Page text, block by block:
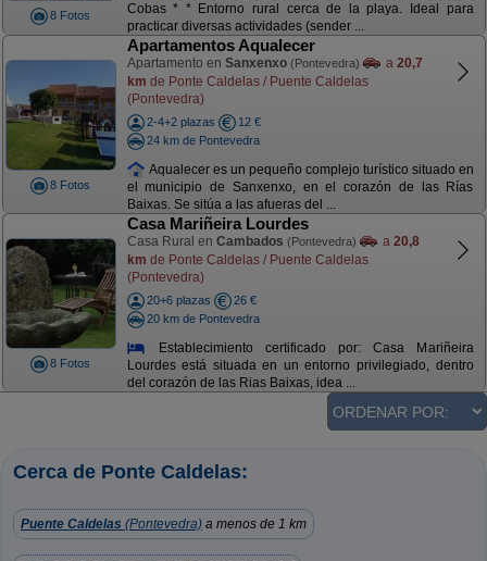
8 Fotos
Cobas * * Entorno rural cerca de la playa. Ideal para
practicar diversas actividades (sender ...
8 Fotos
Apartamentos Aqualecer
Apartamento en Sanxenxo (Pontevedra) a 20,7
km de Ponte Caldelas / Puente Caldelas
(Pontevedra)
2-4+2 plazas
12 €
24 km de Pontevedra
Aqualecer es un pequeño complejo turístico situado en
el municipio de Sanxenxo, en el corazón de las Rías
Baixas. Se sitúa a las afueras del ...
8 Fotos
Casa Mariñeira Lourdes
Casa Rural en Cambados (Pontevedra) a 20,8
km de Ponte Caldelas / Puente Caldelas
(Pontevedra)
20+6 plazas
26 €
20 km de Pontevedra
Establecimiento certificado por: Casa Mariñeira
Lourdes está situada en un entorno privilegiado, dentro
del corazón de las Rias Baixas, idea ...
Cerca de Ponte Caldelas:
Puente Caldelas (Pontevedra) a menos de 1 km